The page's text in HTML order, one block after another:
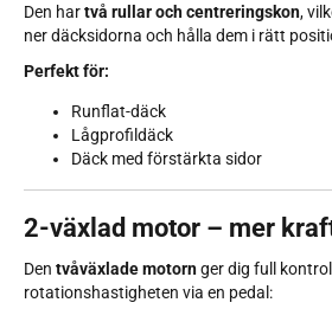
Den hartvå rullar och centreringskon,
ner däcksidorna och hålla dem i rätt
Perfekt för:
Runflat-däck
Lågprofildäck
Däck med förstärkta sidor
2-växlad motor – mer
Den tvåväxlade motornger dig full
rotationshastigheten via en pedal: